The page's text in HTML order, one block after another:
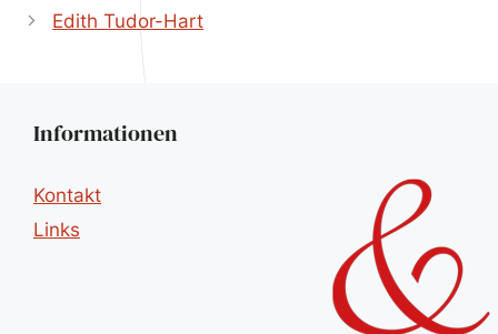
Edith Tudor-Hart
Informationen
Kontakt
Links